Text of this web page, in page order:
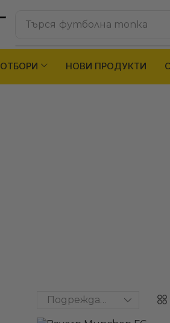
Търся футболна топка
ОТБОРИ НОВИ ПРОДУКТИ